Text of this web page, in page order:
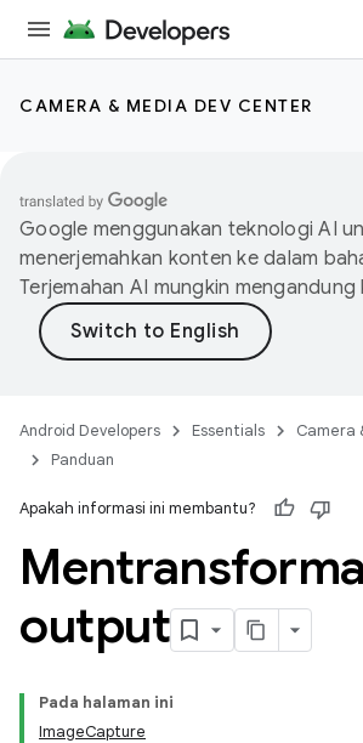
CAMERA & MEDIA DEV CENTER
Google menggunakan teknologi AI
menerjemahkan konten ke dalam
Terjemahan AI mungkin mengandung
Android Developers Essentials
Camera
Panduan
Apakah informasi ini membantu?
output
Pada halaman ini
ImageCapture